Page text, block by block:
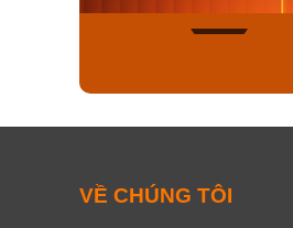
VỀ CHÚNG TÔI